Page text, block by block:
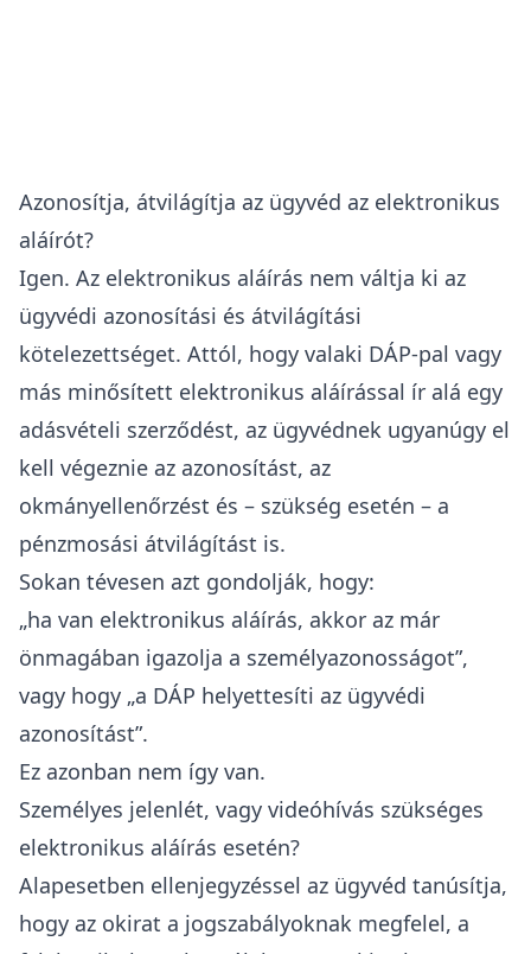
Azonosítja, átvilágítja az ügyvéd az elektronikus
aláírót?
Igen. Az elektronikus aláírás nem váltja ki az
ügyvédi azonosítási és átvilágítási
kötelezettséget. Attól, hogy valaki DÁP-pal vagy
más minősített elektronikus aláírással ír alá egy
adásvételi szerződést, az ügyvédnek ugyanúgy el
kell végeznie az azonosítást, az
okmányellenőrzést és – szükség esetén – a
pénzmosási átvilágítást is.
Sokan tévesen azt gondolják, hogy:
„ha van elektronikus aláírás, akkor az már
önmagában igazolja a személyazonosságot”,
vagy hogy „a DÁP helyettesíti az ügyvédi
azonosítást”.
Ez azonban nem így van.
Személyes jelenlét, vagy videóhívás szükséges
elektronikus aláírás esetén?
Alapesetben ellenjegyzéssel az ügyvéd tanúsítja,
hogy az okirat a jogszabályoknak megfelel, a